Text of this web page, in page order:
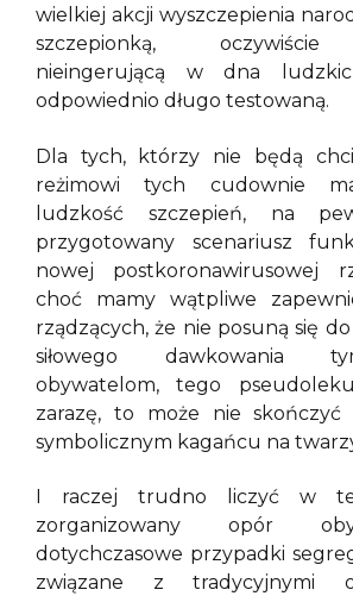
wielkiej akcji wyszczepienia
szczepionką, oczywiście
nieingerującą w dna
odpowiednio długo
Dla tych, którzy nie będą
reżimowi tych cudownie
ludzkość szczepień, na
przygotowany scenariusz
nowej postkoronawirusowej
choć mamy wątpliwe
rządzących, że nie posuną się
siłowego dawkowania
obywatelom, tego
zarazę, to może nie skończyć
symbolicznym kagańcu na
I raczej trudno liczyć w
zorganizowany opór
dotychczasowe przypadki
związane z tradycyjnymi